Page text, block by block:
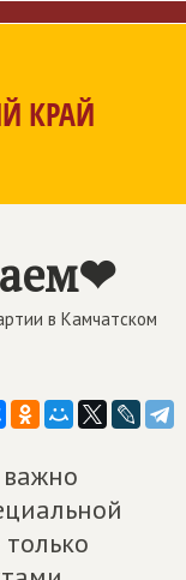
КРАЙ
в Камчатском